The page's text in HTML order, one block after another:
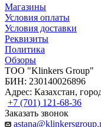
Магазины
Условия оплаты
Условия доставки
Реквизиты
Политика
Обзоры
TOO "Klinkers Group"
БИН: 230140026896
Адрес: Казахстан,
+7 (701) 121-68-36
Заказать звонок